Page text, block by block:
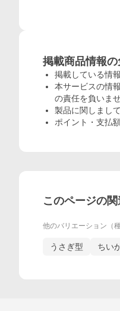
掲載商品情報
掲載している情
本サービスの情
の責任を負いませ
製品に関しまし
ポイント・支払
このページの
他のバリエーション（種
うさぎ型 ちい